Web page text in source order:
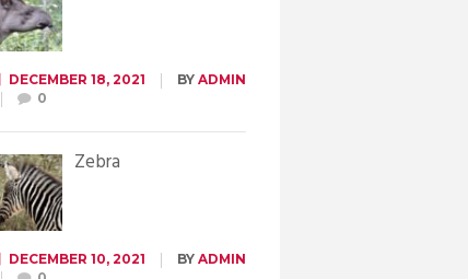
DECEMBER 18, 2021 BY ADMIN
0
Zebra
DECEMBER 10, 2021 BY ADMIN